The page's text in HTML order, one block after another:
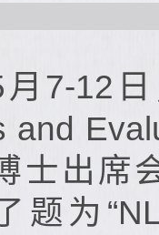
7-12
and
士出席
题为